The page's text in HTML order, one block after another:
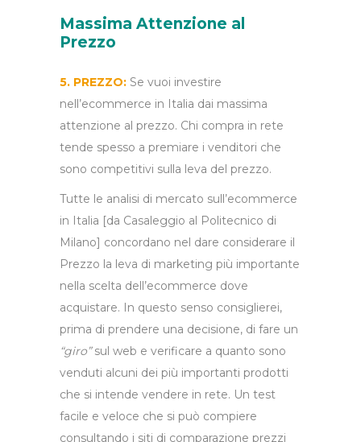
Massima Attenzione al
Prezzo
5. PREZZO: Se vuoi investire
nell’ecommerce in Italia dai massima
attenzione al prezzo. Chi compra in rete
tende spesso a premiare i venditori che
sono competitivi sulla leva del prezzo.
Tutte le analisi di mercato sull’ecommerce
in Italia [da Casaleggio al Politecnico di
Milano] concordano nel dare considerare il
Prezzo la leva di marketing più importante
nella scelta dell’ecommerce dove
acquistare. In questo senso consiglierei,
prima di prendere una decisione, di fare un
“giro”sul web e verificare a quanto sono
venduti alcuni dei più importanti prodotti
che si intende vendere in rete. Un test
facile e veloce che si può compiere
consultando i siti di comparazione prezzi